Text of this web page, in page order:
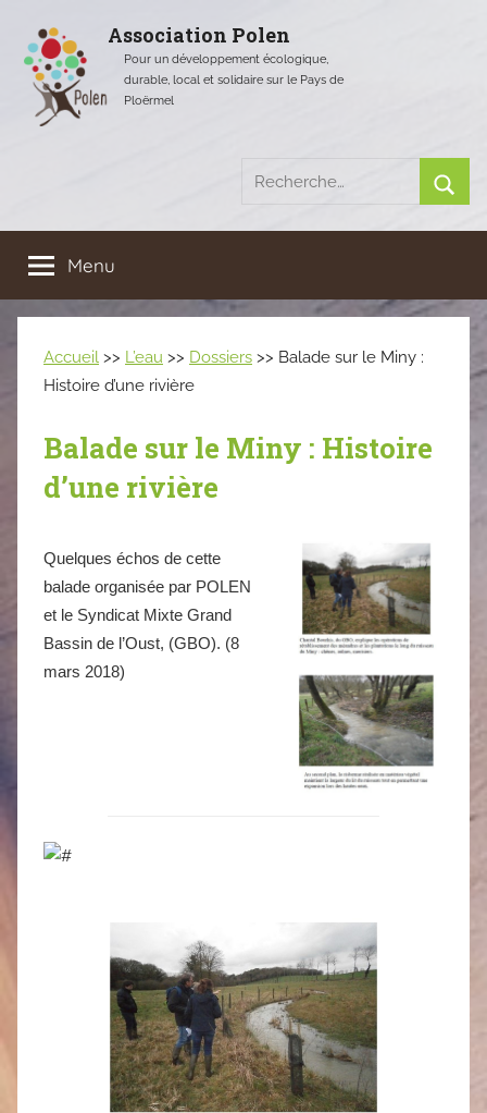
contenu
Association Polen
Pour un développement écologique,
durable, local et solidaire sur le Pays de
Ploërmel
Recherche
:
Menu
Accueil >> L’eau >> Dossiers >> Balade sur le Miny :
Histoire d’une rivière
Balade sur le Miny : Histoire
d’une rivière
Quelques échos de cette
balade organisée par POLEN
et le Syndicat Mixte Grand
Bassin de l’Oust, (GBO). (8
mars 2018)